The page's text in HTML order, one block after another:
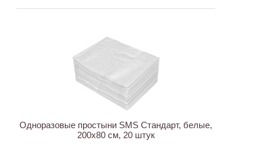
Одноразовые простыни SMS Стандарт, белые,
200х80 см, 20 штук